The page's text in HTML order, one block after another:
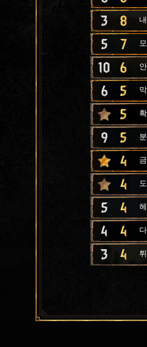
3 8
5 7
10 6
6 5
5
9 5
4
4
5 4
4 4
3 4